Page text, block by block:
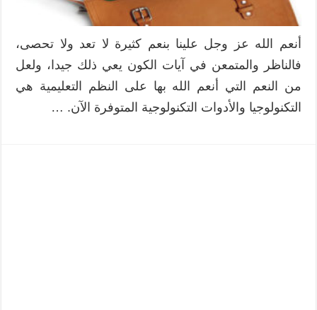
أنعم الله عز وجل علينا بنعم كثيرة لا تعد ولا تحصى،
فالناظر والمتمعن في آيات الكون يعي ذلك جيدا، ولعل
من النعم التي أنعم الله بها على النظم التعليمية هي
التكنولوجيا والأدوات التكنولوجية المتوفرة الآن. …